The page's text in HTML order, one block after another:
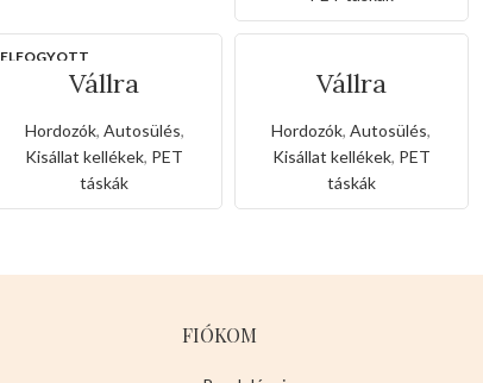
ELFOGYOTT
Vállra
központi
vezérlésű
autoülés
Hordozók, Autosülés,
Kisállat kellékek, PET
táskák
Vállra
központi
vezérlésű
autoülés
Hordozók,Autosülés,
Kisállat kellékek, PET
táskák
FIÓKOM